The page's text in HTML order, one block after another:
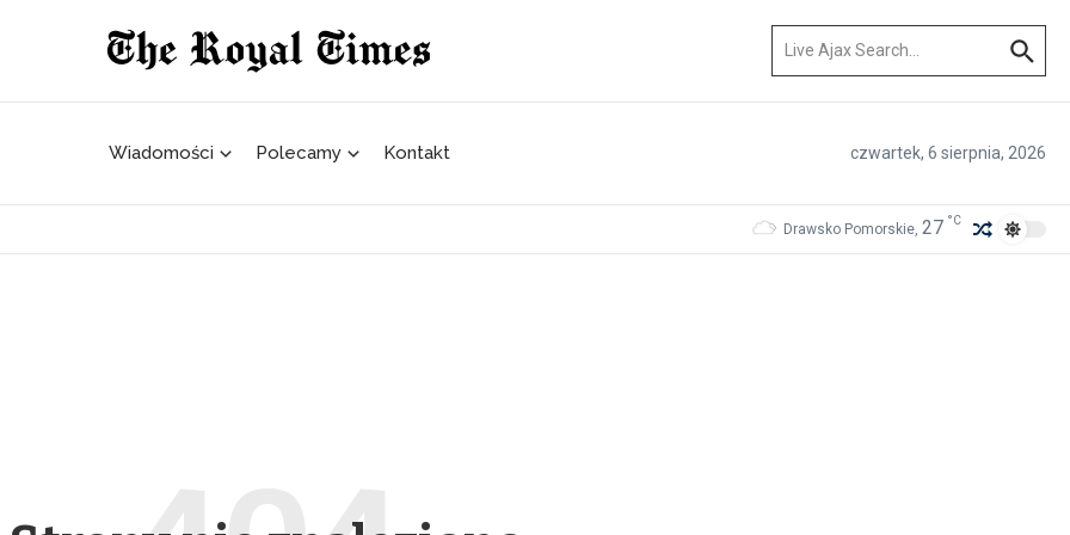
Wiadomości Polecamy Kontakt czwartek, 6 sierpnia, 2026
Drawsko Pomorskie, 27 °C